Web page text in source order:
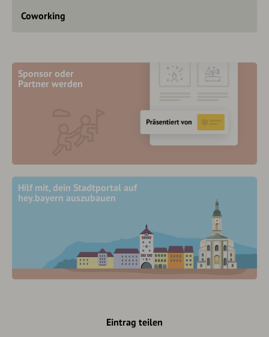
Coworking
Sponsor oder
Partner werden
Hilf mit, dein Stadtportal auf
hey.bayern auszubauen
Eintrag teilen